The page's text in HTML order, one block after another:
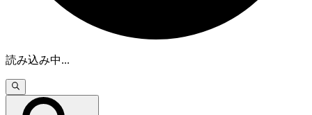
読み込み中...